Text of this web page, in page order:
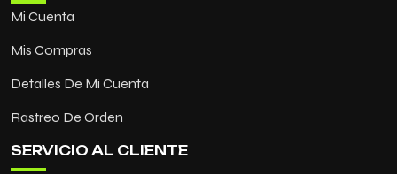
Mi Cuenta
Mis Compras
Detalles De Mi Cuenta
Rastreo De Orden
SERVICIO AL CLIENTE